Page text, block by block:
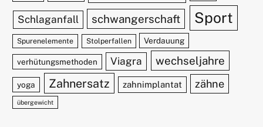
Schlaganfall schwangerschaft Sport
Spurenelemente Stolperfallen Verdauung
verhütungsmethoden Viagra wechseljahre
yoga Zahnersatz zahnimplantat zähne
übergewicht